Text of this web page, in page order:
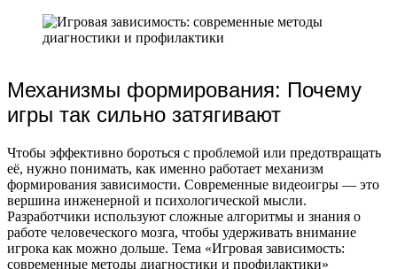
Механизмы формирования: Почему
игры так сильно затягивают
Чтобы эффективно бороться с проблемой или предотвращать
её, нужно понимать, как именно работает механизм
формирования зависимости. Современные видеоигры — это
вершина инженерной и психологической мысли.
Разработчики используют сложные алгоритмы и знания о
работе человеческого мозга, чтобы удерживать внимание
игрока как можно дольше. Тема «Игровая зависимость:
современные методы диагностики и профилактики»